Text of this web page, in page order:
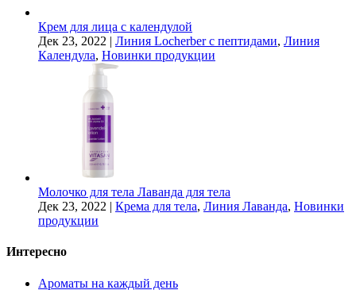
Крем для лица с календулой
Дек 23, 2022 | Линия Locherber с пептидами, Линия
Календула, Новинки продукции
Молочко для тела Лаванда для тела
Дек 23, 2022 | Крема для тела, Линия Лаванда, Новинки
продукции
Интересно
Ароматы на каждый день